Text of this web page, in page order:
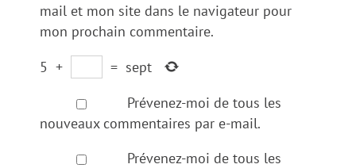
mail et mon site dans le navigateur pour
mon prochain commentaire.
5 + = sept
Prévenez-moi de tous les
nouveaux commentaires par e-mail.
Prévenez-moi de tous les